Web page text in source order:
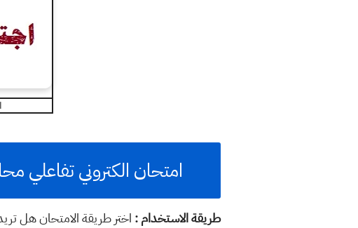
امتحان الكتروني تفاعلي
طريقة الاستخدام : اختر طريقة الامتحان هل